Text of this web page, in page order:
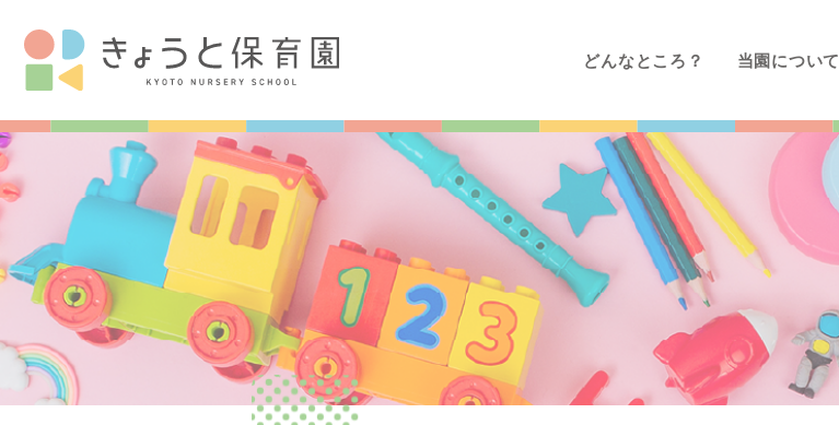
どんなところ？ 当園について